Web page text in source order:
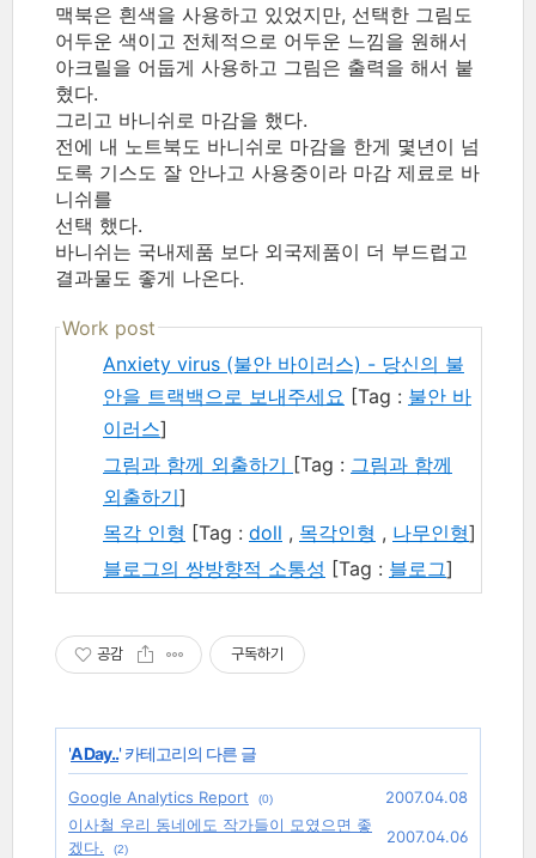
맥북은 흰색을 사용하고 있었지만, 선택한 그림도
어두운 색이고 전체적으로 어두운 느낌을 원해서
아크릴을 어둡게 사용하고 그림은 출력을 해서 붙
혔다.
그리고 바니쉬로 마감을 했다.
전에 내 노트북도 바니쉬로 마감을 한게 몇년이 넘
도록 기스도 잘 안나고 사용중이라 마감 제료로 바
니쉬를
선택 했다.
바니쉬는 국내제품 보다 외국제품이 더 부드럽고
결과물도 좋게 나온다.
Work post
Anxiety virus (불안 바이러스) - 당신의 불
안을 트랙백으로 보내주세요 [Tag : 불안 바
이러스]
그림과 함께 외출하기 [Tag : 그림과 함께
외출하기]
목각 인형 [Tag : doll , 목각인형 , 나무인형]
블로그의 쌍방향적 소통성 [Tag : 블로그]
공감 구독하기
'A Day..' 카테고리의 다른 글
Google Analytics Report (0)
2007.04.08
이사철 우리 동네에도 작가들이 모였으면 좋
겠다.
(2)
2007.04.06